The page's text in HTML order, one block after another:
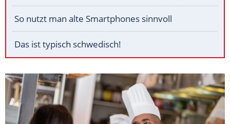
So nutzt man alte Smartphones sinnvoll
Das ist typisch schwedisch!